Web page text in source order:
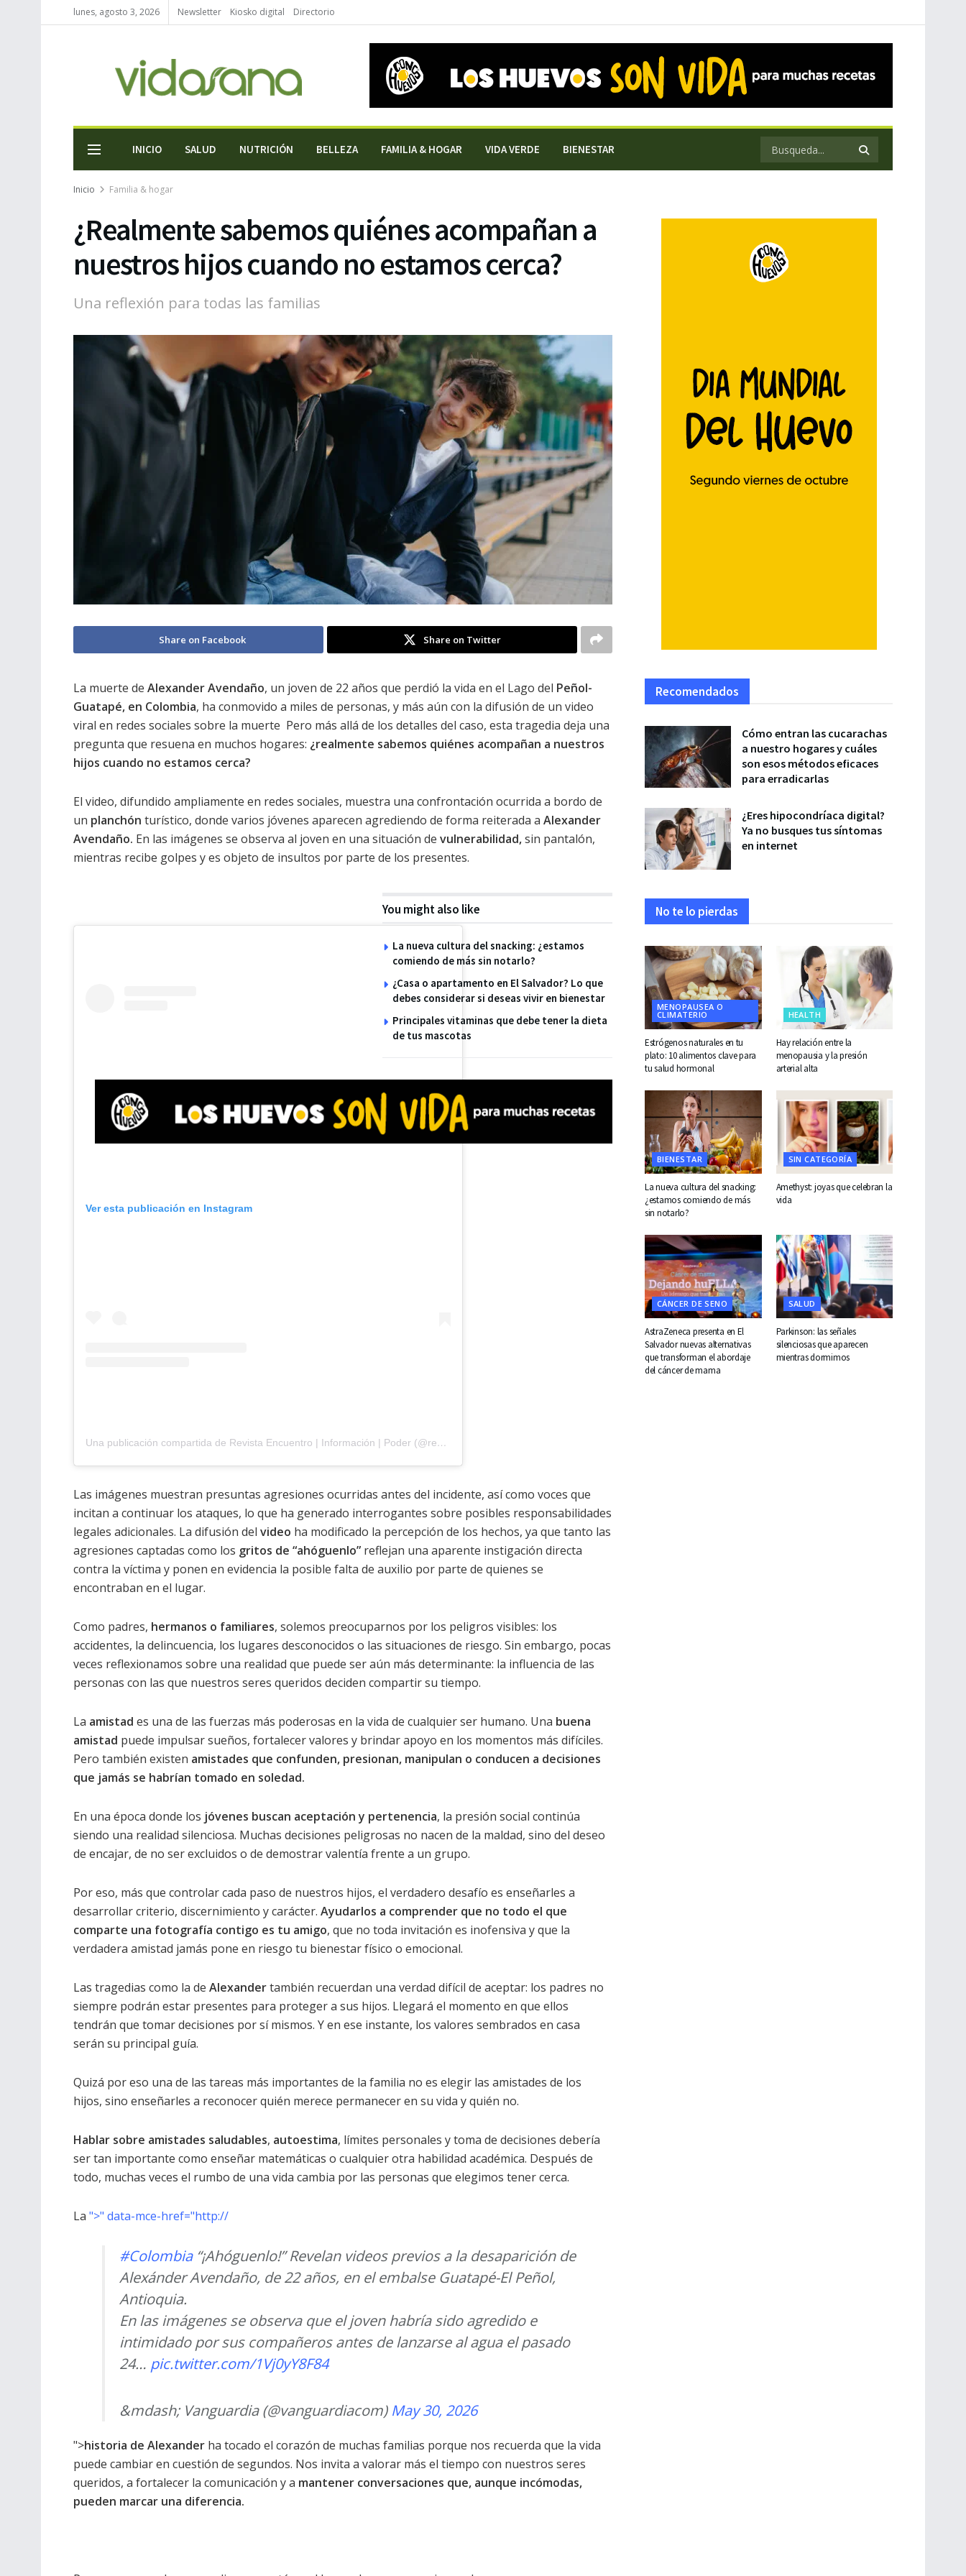
lunes, agosto 3, 2026 Newsletter Kiosko digital Directorio
INICIO SALUD NUTRICIÓN BELLEZA FAMILIA & HOGAR VIDA VERDE BIENESTAR
Inicio Familia & hogar
¿Realmente sabemos quiénes acompañan a
nuestros hijos cuando no estamos cerca?
Una reflexión para todas las familias
Share on Facebook Share on Twitter
La muerte de Alexander Avendaño, un joven de 22 años que perdió la vida en el Lago del Peñol-
Guatapé, en Colombia, ha conmovido a miles de personas, y más aún con la difusión de un video
viral en redes sociales sobre la muerte Pero más allá de los detalles del caso, esta tragedia deja una
pregunta que resuena en muchos hogares: ¿realmente sabemos quiénes acompañan a nuestros
hijos cuando no estamos cerca?
El video, difundido ampliamente en redes sociales, muestra una confrontación ocurrida a bordo de
un planchón turístico, donde varios jóvenes aparecen agrediendo de forma reiterada a Alexander
Avendaño. En las imágenes se observa al joven en una situación de vulnerabilidad,sin pantalón,
mientras recibe golpes y es objeto de insultos por parte de los presentes.
You might also like
La nueva cultura del snacking: ¿estamos
comiendo de más sin notarlo?
¿Casa o apartamento en El Salvador? Lo que
debes considerar si deseas vivir en bienestar
Principales vitaminas que debe tener la dieta
de tus mascotas
Ver esta publicación en Instagram
Una publicación compartida de Revista Encuentro | Información | Poder (@revistaencuentro_col)
Las imágenes muestran presuntas agresiones ocurridas antes del incidente, así como voces que
incitan a continuar los ataques, lo que ha generado interrogantes sobre posibles responsabilidades
legales adicionales. La difusión del video ha modificado la percepción de los hechos, ya que tanto las
agresiones captadas como los gritos de “ahóguenlo” reflejan una aparente instigación directa
contra la víctima y ponen en evidencia la posible falta de auxilio por parte de quienes se
encontraban en el lugar.
Como padres, hermanos o familiares, solemos preocuparnos por los peligros visibles: los
accidentes, la delincuencia, los lugares desconocidos o las situaciones de riesgo. Sin embargo, pocas
veces reflexionamos sobre una realidad que puede ser aún más determinante: la influencia de las
personas con las que nuestros seres queridos deciden compartir su tiempo.
La amistad es una de las fuerzas más poderosas en la vida de cualquier ser humano. Una buena
amistad puede impulsar sueños, fortalecer valores y brindar apoyo en los momentos más difíciles.
Pero también existen amistades que confunden, presionan, manipulan o conducen a decisiones
que jamás se habrían tomado en soledad.
En una época donde los jóvenes buscan aceptación y pertenencia, la presión social continúa
siendo una realidad silenciosa. Muchas decisiones peligrosas no nacen de la maldad, sino del deseo
de encajar, de no ser excluidos o de demostrar valentía frente a un grupo.
Por eso, más que controlar cada paso de nuestros hijos, el verdadero desafío es enseñarles a
desarrollar criterio, discernimiento y carácter. Ayudarlos a comprender que no todo el que
comparte una fotografía contigo es tu amigo, que no toda invitación es inofensiva y que la
verdadera amistad jamás pone en riesgo tu bienestar físico o emocional.
Las tragedias como la de Alexandertambién recuerdan una verdad difícil de aceptar: los padres no
siempre podrán estar presentes para proteger a sus hijos. Llegará el momento en que ellos
tendrán que tomar decisiones por sí mismos. Y en ese instante, los valores sembrados en casa
serán su principal guía.
Quizá por eso una de las tareas más importantes de la familia no es elegir las amistades de los
hijos, sino enseñarles a reconocer quién merece permanecer en su vida y quién no.
Hablar sobre amistades saludables, autoestima, límites personales y toma de decisiones debería
ser tan importante como enseñar matemáticas o cualquier otra habilidad académica. Después de
todo, muchas veces el rumbo de una vida cambia por las personas que elegimos tener cerca.
La ">" data-mce-href="http://
#Colombia“¡Ahóguenlo!” Revelan videos previos a la desaparición de
Alexánder Avendaño, de 22 años, en el embalse Guatapé-El Peñol,
Antioquia.
En las imágenes se observa que el joven habría sido agredido e
intimidado por sus compañeros antes de lanzarse al agua el pasado
24… pic.twitter.com/1Vj0yY8F84
&mdash; Vanguardia (@vanguardiacom) May 30, 2026
">historia de Alexander ha tocado el corazón de muchas familias porque nos recuerda que la vida
puede cambiar en cuestión de segundos. Nos invita a valorar más el tiempo con nuestros seres
queridos, a fortalecer la comunicación y a mantener conversaciones que, aunque incómodas,
pueden marcar una diferencia.
Recomendados
Cómo entran las cucarachas
a nuestro hogares y cuáles
son esos métodos eficaces
para erradicarlas
¿Eres hipocondríaca digital?
Ya no busques tus síntomas
en internet
No te lo pierdas
MENOPAUSEA O
CLIMATERIO
Estrógenos naturales en tu
plato: 10 alimentos clave para
tu salud hormonal
HEALTH
Hay relación entre la
menopausia y la presión
arterial alta
BIENESTAR
La nueva cultura del snacking:
¿estamos comiendo de más
sin notarlo?
SIN CATEGORÍA
Amethyst: joyas que celebran la
vida
CÁNCER DE SENO
AstraZeneca presenta en El
Salvador nuevas alternativas
que transforman el abordaje
del cáncer de mama
SALUD
Parkinson: las señales
silenciosas que aparecen
mientras dormimos